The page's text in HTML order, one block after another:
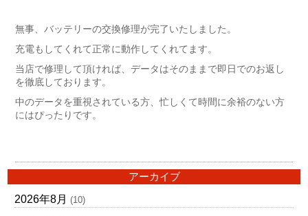
無事、バッテリーの交換修理が完了いたしました。
充電もしてくれて正常に動作してくれてます。
当店で修理して頂ければ、データはそのままで即日でのお返し
を徹底しております。
中のデータを重視されている方、忙しくて時間に余裕のない方
にはぴったりです。
アーカイブ
2026年8月 (10)